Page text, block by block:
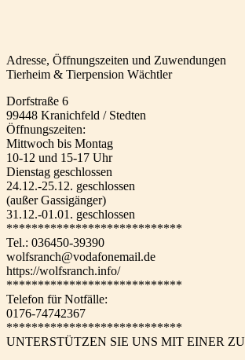
Adresse, Öffnungszeiten und Zuwendungen
Tierheim & Tierpension Wächtler
Dorfstraße 6
99448 Kranichfeld / Stedten
Öffnungszeiten:
Mittwoch bis Montag
10-12 und 15-17 Uhr
Dienstag geschlossen
24.12.-25.12. geschlossen
(außer Gassigänger)
31.12.-01.01. geschlossen
****************************
Tel.: 036450-39390
wolfsranch@vodafonemail.de
https://wolfsranch.info/
****************************
Telefon für Notfälle:
0176-74742367
****************************
UNTERSTÜTZEN SIE UNS MIT EINER